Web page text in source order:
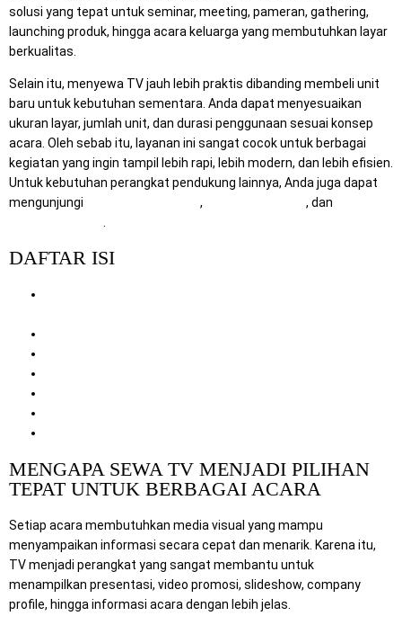
solusi yang tepat untuk seminar, meeting, pameran, gathering,
launching produk, hingga acara keluarga yang membutuhkan layar
berkualitas.
Selain itu, menyewa TV jauh lebih praktis dibanding membeli unit
baru untuk kebutuhan sementara. Anda dapat menyesuaikan
ukuran layar, jumlah unit, dan durasi penggunaan sesuai konsep
acara. Oleh sebab itu, layanan ini sangat cocok untuk berbagai
kegiatan yang ingin tampil lebih rapi, lebih modern, dan lebih efisien.
Untuk kebutuhan perangkat pendukung lainnya, Anda juga dapat
mengunjungi
, , dan
DAFTAR ISI
MENGAPA SEWA TV MENJADI PILIHAN
TEPAT UNTUK BERBAGAI ACARA
Setiap acara membutuhkan media visual yang mampu
menyampaikan informasi secara cepat dan menarik. Karena itu,
TV menjadi perangkat yang sangat membantu untuk
menampilkan presentasi, video promosi, slideshow, company
profile, hingga informasi acara dengan lebih jelas.